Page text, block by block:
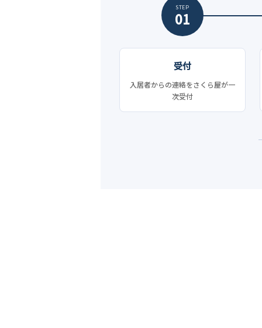
STEP
01
受付
入居者からの連絡をさくら屋が一
次受付